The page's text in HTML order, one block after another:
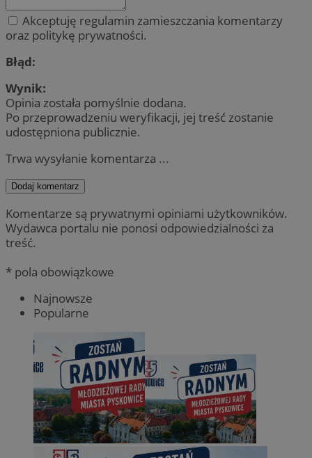
Akceptuję regulamin zamieszczania komentarzy
oraz politykę prywatności.
Błąd:
Wynik:
Opinia została pomyślnie dodana.
Po przeprowadzeniu weryfikacji, jej treść zostanie
udostępniona publicznie.
Trwa wysyłanie komentarza ...
Dodaj komentarz
Komentarze są prywatnymi opiniami użytkowników.
Wydawca portalu nie ponosi odpowiedzialności za
treść.
* pola obowiązkowe
Najnowsze
Popularne